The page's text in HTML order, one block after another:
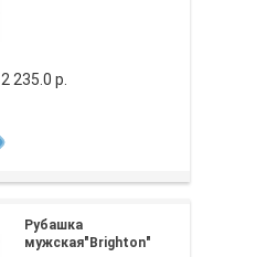
2 235.0 р.
Рубашка
мужская"Brighton"